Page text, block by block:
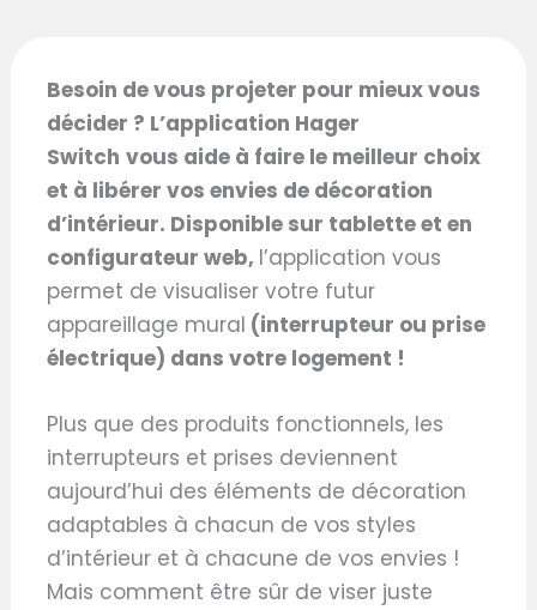
Besoin de vous projeter pour mieux vous
décider ? L’application Hager
Switch vous aide à faire le meilleur choix
et à libérer vos envies de décoration
d’intérieur. Disponible sur tablette et en
configurateur web, l’application vous
permet de visualiser votre futur
appareillage mural (interrupteur ou prise
électrique) dans votre logement !
Plus que des produits fonctionnels, les
interrupteurs et prises deviennent
aujourd’hui des éléments de décoration
adaptables à chacun de vos styles
d’intérieur et à chacune de vos envies !
Mais comment être sûr de viser juste